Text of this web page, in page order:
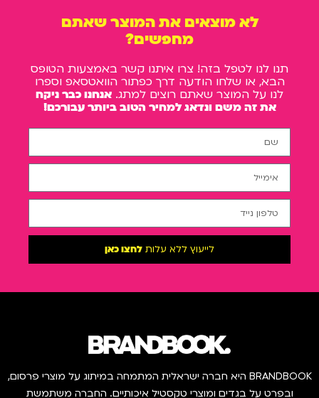
לא מוצאים את המוצר שאתם
מחפשים?
תנו לנו לטפל בזה! צרו איתנו קשר באמצעות הטופס
הבא, או שלחו הודעה דרך כפתור הוואטסאפ וספרו
לנו על המוצר שאתם רוצים למתג. אנחנו כבר ניקח
את זה משם ונדאג למחיר הטוב ביותר עבורכם!
לייעוץ ללא עלות לחצו כאן
BRANDBOOK היא חברה ישראלית המתמחה במיתוג על מוצרי פרסום,
ובפרט על בגדים ומוצרי טקסטיל איכותיים. החברה משתמשת